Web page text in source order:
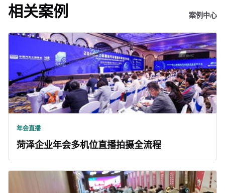
相关案例 案例中心
年会直播
菏泽企业年会多机位直播拍摄全流程